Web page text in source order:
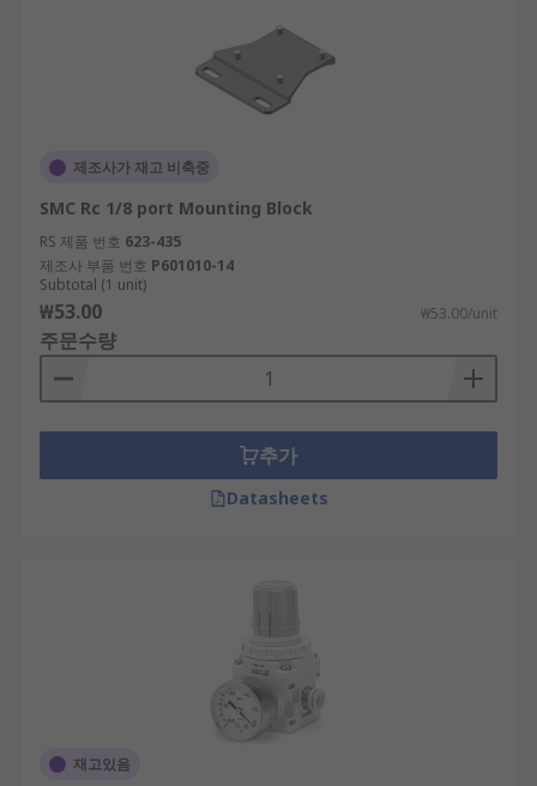
제조사가 재고 비축중
SMC Rc 1/8 port Mounting Block
RS 제품 번호 623-435
제조사 부품 번호 P601010-14
Subtotal (1 unit)
₩53.00 ₩53.00/unit
주문수량
추가
Datasheets
재고있음